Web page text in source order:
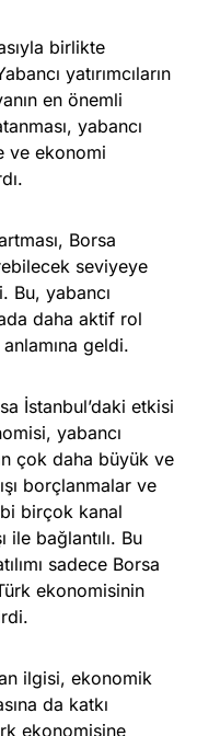
birlikte
yatırımcıların
en önemli
yabancı
ve ekonomi
artması, Borsa
seviyeye
Bu, yabancı
daha aktif rol
geldi.
İstanbul’daki etkisi
yabancı
çok daha büyük ve
borçlanmalar ve
birçok kanal
ile bağlantılı. Bu
sadece Borsa
ekonomisinin
ilgisi, ekonomik
da katkı
ekonomisine